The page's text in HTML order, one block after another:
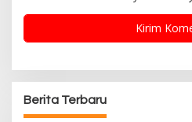
Berita Terbaru